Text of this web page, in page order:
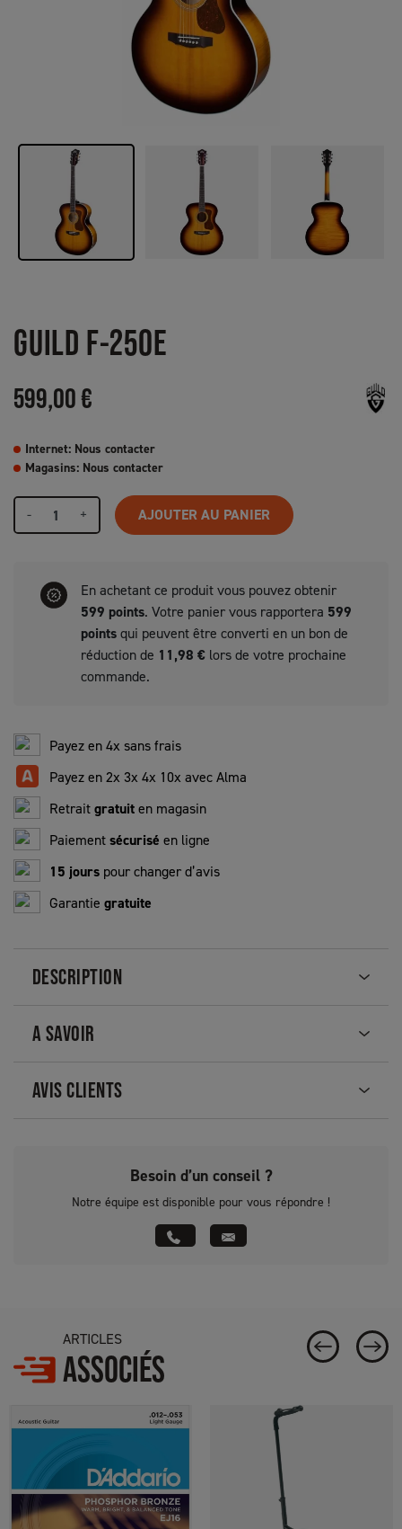
GUILD F-250E
599,00 €
Internet: Nous contacter
Magasins: Nous contacter
- + AJOUTER AU PANIER
En achetant ce produit vous pouvez obtenir
599 points. Votre panier vous rapportera 599
pointsqui peuvent être converti en un bon de
réduction de 11,98 €lors de votre prochaine
commande.
Payez en 4x sans frais
Payez en 2x 3x 4x 10x avec Alma
Retraitgratuiten magasin
Paiementsécurisé en ligne
15 jours pour changer d’avis
Garantie gratuite
DESCRIPTION
A SAVOIR
AVIS CLIENTS
Besoin d’un conseil ?
Notre équipe est disponible pour vous répondre !
ARTICLES
ASSOCIÉS